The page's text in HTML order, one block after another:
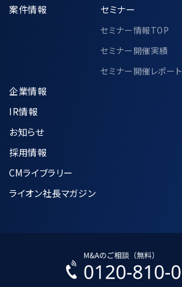
案件情報 セミナー
セミナー情報TOP
セミナー開催実績
セミナー開催レポート
企業情報
IR情報
お知らせ
採用情報
CMライブラリー
ライオン社長マガジン